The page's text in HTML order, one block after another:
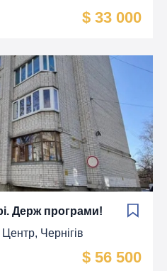
$ 33 000
Держ програми!
Чернігів
$ 56 500